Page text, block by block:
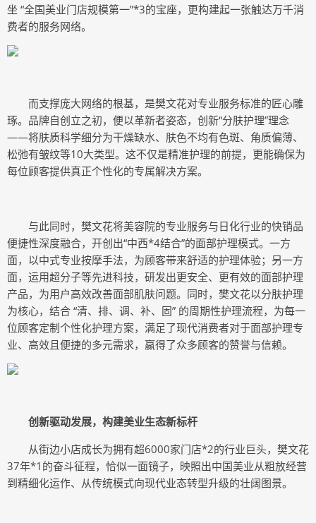
坐 “全国美业门店规模第一”*3的宝座，更构建起一张触达万千消
费者的服务网络。
而支撑庞大网络的根基，是樊文花对专业服务标准的匠心雕
琢。品牌自创立之初，便以革新者姿态，创新“分肤护理”理念
——将肤质科学细分为干燥缺水、肤色不均有色斑、角质偏薄、
松弛有皱纹等10大类型。这不仅是精准护理的前提，更能确保为
每位顾客提供真正个性化的专属解决方案。
与此同时，樊文花将美容院的专业服务与日化行业的快销品
便捷性深度融合，开创出“中西*4结合”的面部护理模式。一方
面，以中式专业按摩手法，为顾客带来舒适的护理体验；另一方
面，运用超分子等先进科技，研发出更安全、更有效的面部护理
产品，为用户高效改善面部肌肤问题。同时，樊文花以分肤护理
为核心，结合 “清、排、调、补、固” 的周期性护理流程，为每一
位顾客定制个性化护理方案，满足了现代消费者对于面部护理专
业、高效且便捷的多元需求，赢得了众多顾客的赞誉与信赖。
创新驱动发展，构建美业生态新标杆
从街边小店成长为拥有超6000家门店*2的行业巨头，樊文花
37年*1的奋斗征程，恰似一面镜子，映照出中国美业从粗放经营
到精细化运作、从传统模式向现代业态转型升级的壮阔图景。